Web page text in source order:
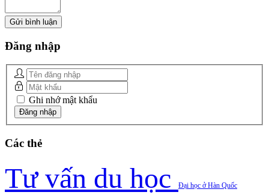
Đăng nhập
Ghi nhớ mật khẩu
Các thẻ
Tư vấn du học Đại học ở Hàn Quốc